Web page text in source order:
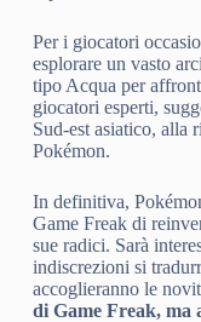
Per i giocatori
esplorare un vasto
tipo Acqua per
giocatori esperti,
Sud-est asiatico, alla
Pokémon.
In definitiva,
Game Freak di
sue radici. Sarà
indiscrezioni si
accoglieranno le
di Game Freak, ma